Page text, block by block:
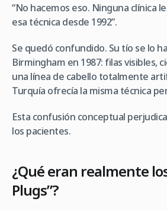
“No hacemos eso. Ninguna clínica
esa técnica desde 1992”.
Se quedó confundido. Su tío se lo
Birmingham en 1987: filas visibles,
una línea de cabello totalmente
Turquía ofrecía la misma técnica
Esta confusión conceptual
los pacientes.
¿Qué eran realmente
Plugs”?